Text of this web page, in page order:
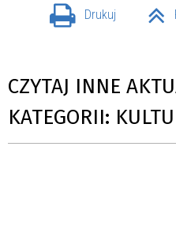
Drukuj
CZYTAJ INNE
KATEGORII: